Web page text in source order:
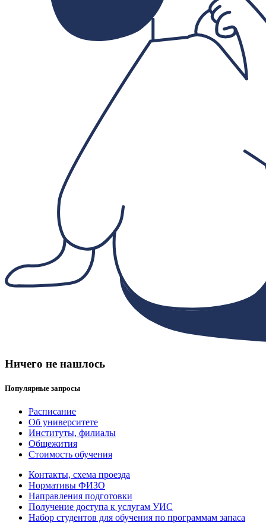
Ничего не нашлось
Популярные запросы
Расписание
Об университете
Институты, филиалы
Общежития
Стоимость обучения
Контакты, схема проезда
Нормативы ФИЗО
Направления подготовки
Получение доступа к услугам УИС
Набор студентов для обучения по программам запаса